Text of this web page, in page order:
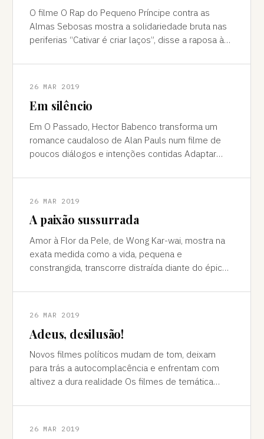
O filme O Rap do Pequeno Príncipe contra as
Almas Sebosas mostra a solidariedade bruta nas
periferias “Cativar é criar laços”, disse a raposa à
26 MAR 2019
Em silêncio
Em O Passado, Hector Babenco transforma um
romance caudaloso de Alan Pauls num filme de
poucos diálogos e intenções contidas Adaptar
26 MAR 2019
A paixão sussurrada
Amor à Flor da Pele, de Wong Kar-wai, mostra na
exata medida como a vida, pequena e
constrangida, transcorre distraída diante do épico
26 MAR 2019
Adeus, desilusão!
Novos filmes políticos mudam de tom, deixam
para trás a autocomplacência e enfrentam com
altivez a dura realidade Os filmes de temática
26 MAR 2019